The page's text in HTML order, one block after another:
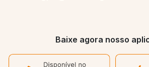
Baixe agora nosso